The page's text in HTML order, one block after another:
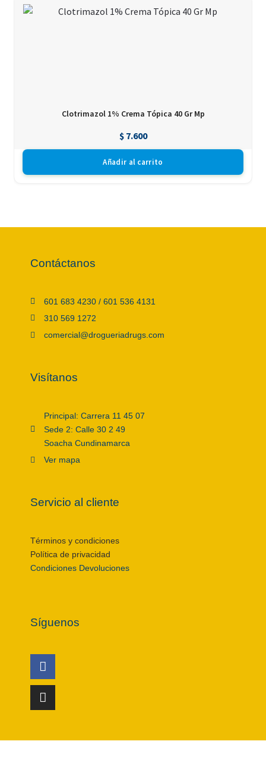
Clotrimazol 1% Crema Tópica 40 Gr Mp
$7.600
Añadir al carrito
Contáctanos
601 683 4230 / 601 536 4131
310 569 1272
comercial@drogueriadrugs.com
Visítanos
Principal: Carrera 11 45 07
Sede 2: Calle 30 2 49
Soacha Cundinamarca
Ver mapa
Servicio al cliente
Términos y condiciones
Política de privacidad
Condiciones Devoluciones
Síguenos